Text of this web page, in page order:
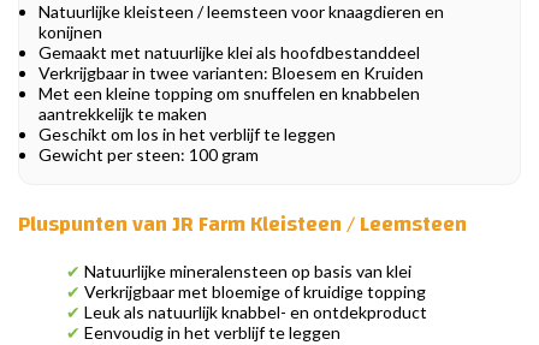
Natuurlijke kleisteen / leemsteen voor knaagdieren en
konijnen
Gemaakt met natuurlijke klei als hoofdbestanddeel
Verkrijgbaar in twee varianten: Bloesem en Kruiden
Met een kleine topping om snuffelen en knabbelen
aantrekkelijk te maken
Geschikt om los in het verblijf te leggen
Gewicht per steen: 100 gram
Pluspunten van JR Farm Kleisteen / Leemsteen
✔ Natuurlijke mineralensteen op basis van klei
✔ Verkrijgbaar met bloemige of kruidige topping
✔ Leuk als natuurlijk knabbel- en ontdekproduct
✔ Eenvoudig in het verblijf te leggen